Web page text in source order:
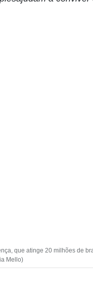
que atinge 20 milhões de
Mello)